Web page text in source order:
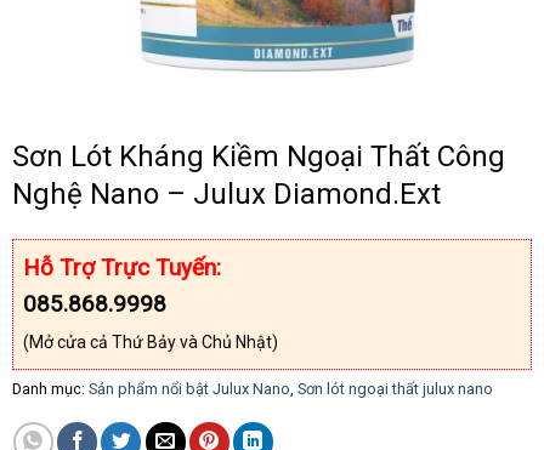
Sơn Lót Kháng Kiềm Ngoại Thất Công
Nghệ Nano – Julux Diamond.Ext
Hỗ Trợ Trực Tuyến:
085.868.9998
(Mở cửa cả Thứ Bảy và Chủ Nhật)
Danh mục: Sản phẩm nổi bật Julux Nano Sơn lót ngoại thất julux nano